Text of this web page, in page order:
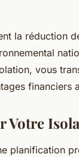
la réduction
vous
financiers
Votre
planification